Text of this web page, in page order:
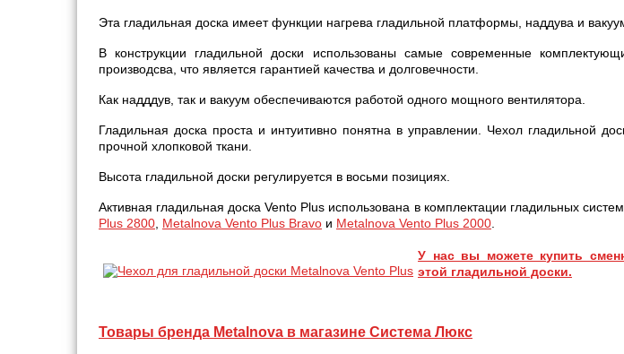
Эта гладильная доска имеет функции нагрева гладильной платформы, наддува и
В конструкции гладильной доски использованы самые современные
производсва, что является гарантией качества и долговечности.
Как надддув, так и вакуум обеспечиваются работой одного мощного вентилятора.
Гладильная доска проста и интуитивно понятна в управлении. Чехол гладильной
прочной хлопковой ткани.
Высота гладильной доски регулируется в восьми позициях.
Активная гладильная доска Vento Plus использована в комплектации гладильных систем
Plus 2800 Metalnova Vento Plus Bravo и Metalnova Vento Plus 2000
У нас вы можете купить
этой гладильной доски.
Товары бренда Metalnova в магазине Система Люкс